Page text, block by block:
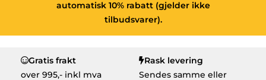
automatisk 10% rabatt (gjelder ikke
tilbudsvarer).
Gratis frakt
over 995,- inkl mva
Rask levering
Sendes samme eller